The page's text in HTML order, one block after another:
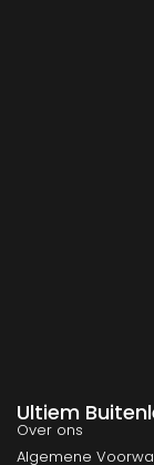
Ultiem
Over ons
Algemene